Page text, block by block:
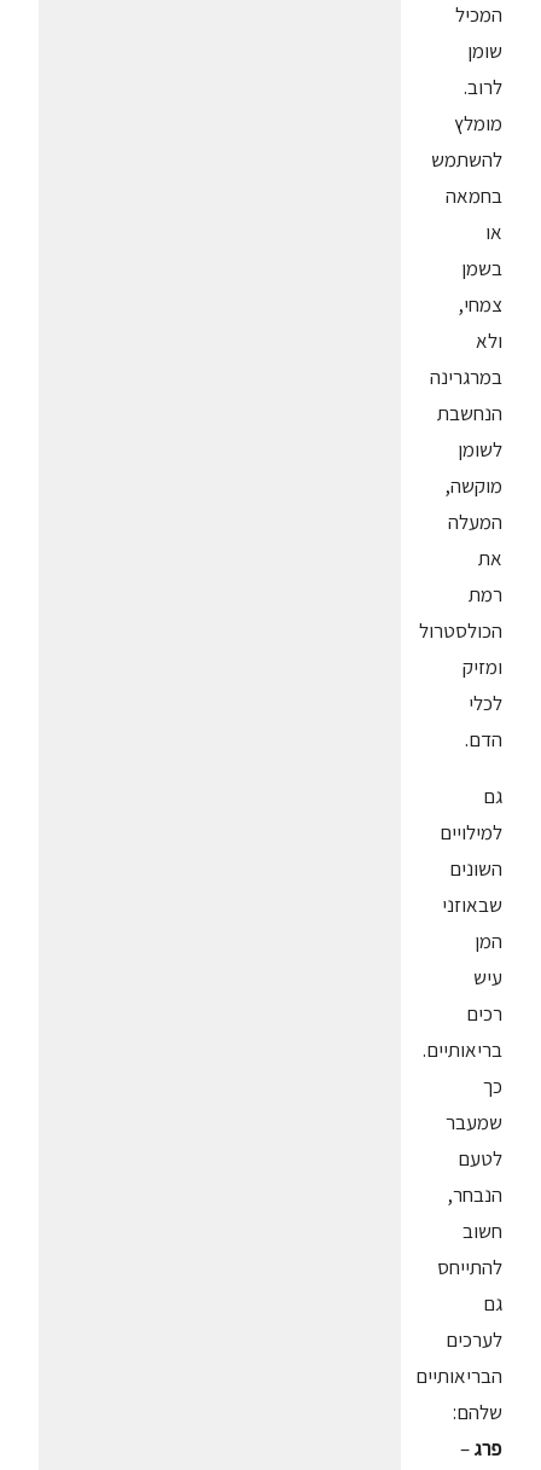
המכיל
שומן
לרוב.
מומלץ
להשתמש
בחמאה
או
בשמן
צמחי,
ולא
במרגרינה
הנחשבת
לשומן
מוקשה,
המעלה
את
רמת
הכולסטרול
ומזיק
לכלי
הדם.
גם
למילויים
השונים
שבאוזני
המן
עיש
רכים
בריאותיים.
כך
שמעבר
לטעם
הנבחר,
חשוב
להתייחס
גם
לערכים
הבריאותיים
שלהם:
פרג–